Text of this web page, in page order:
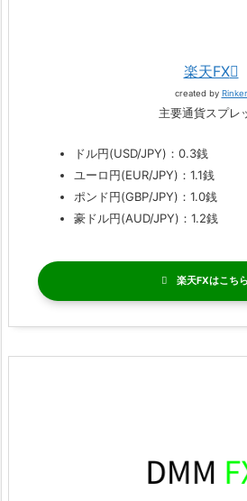
楽天FX
created by Rinker
主要通貨スプレ
ドル円(USD/JPY)：0.3銭
ユーロ円(EUR/JPY)：1.1銭
ポンド円(GBP/JPY)：1.0銭
豪ドル円(AUD/JPY)：1.2銭
楽天FX